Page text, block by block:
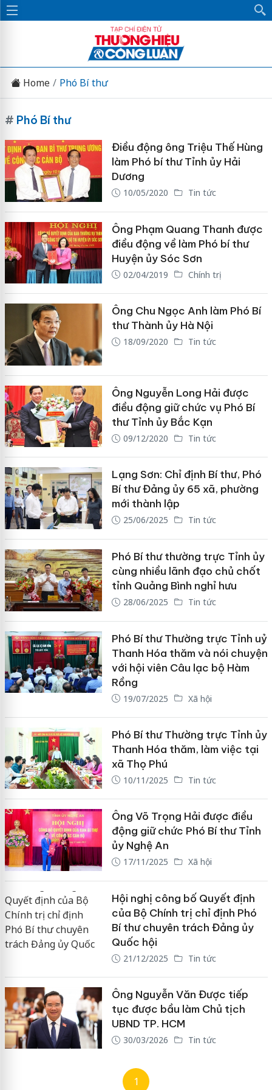
Home Phó Bí thư
# Phó Bí thư
Điều động ông Triệu Thế Hùng
làm Phó bí thư Tỉnh ủy Hải
Dương
10/05/2020 Tin tức
Ông Phạm Quang Thanh được
điều động về làm Phó bí thư
Huyện ủy Sóc Sơn
02/04/2019 Chính trị
Ông Chu Ngọc Anh làm Phó Bí
thư Thành ủy Hà Nội
18/09/2020 Tin tức
Ông Nguyễn Long Hải được
điều động giữ chức vụ Phó Bí
thư Tỉnh ủy Bắc Kạn
09/12/2020 Tin tức
Lạng Sơn: Chỉ định Bí thư, Phó
Bí thư Đảng ủy 65 xã, phường
mới thành lập
25/06/2025 Tin tức
Phó Bí thư thường trực Tỉnh ủy
cùng nhiều lãnh đạo chủ chốt
tỉnh Quảng Bình nghỉ hưu
28/06/2025 Tin tức
Phó Bí thư Thường trực Tỉnh uỷ
Thanh Hóa thăm và nói chuyện
với hội viên Câu lạc bộ Hàm
Rồng
19/07/2025 Xã hội
Phó Bí thư Thường trực Tỉnh ủy
Thanh Hóa thăm, làm việc tại
xã Thọ Phú
10/11/2025 Tin tức
Ông Võ Trọng Hải được điều
động giữ chức Phó Bí thư Tỉnh
ủy Nghệ An
17/11/2025 Xã hội
Hội nghị công bố Quyết định
của Bộ Chính trị chỉ định Phó
Bí thư chuyên trách Đảng ủy
Quốc hội
21/12/2025 Tin tức
Ông Nguyễn Văn Được tiếp
tục được bầu làm Chủ tịch
UBND TP. HCM
30/03/2026 Tin tức
1